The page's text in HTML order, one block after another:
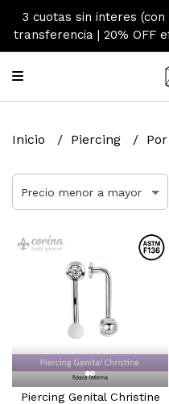
3 cuotas sin interes
transferencia | 20% OFF
Inicio Piercing
Piercing Genital Christine